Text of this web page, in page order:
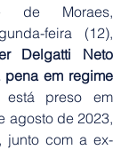
de Moraes,
feira (12),
Delgatti Neto
em regime
está preso em
agosto de 2023,
junto com a ex-